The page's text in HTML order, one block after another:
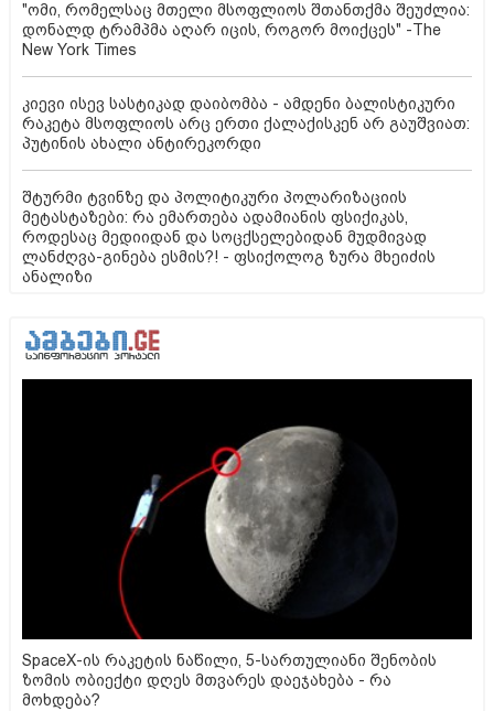
"ომი, რომელსაც მთელი მსოფლიოს შთანთქმა შეუძლია:
დონალდ ტრამპმა აღარ იცის, როგორ მოიქცეს" -The
New York Times
კიევი ისევ სასტიკად დაიბომბა - ამდენი ბალისტიკური
რაკეტა მსოფლიოს არც ერთი ქალაქისკენ არ გაუშვიათ:
პუტინის ახალი ანტირეკორდი
შტურმი ტვინზე და პოლიტიკური პოლარიზაციის
მეტასტაზები: რა ემართება ადამიანის ფსიქიკას,
როდესაც მედიიდან და სოცქსელებიდან მუდმივად
ლანძღვა-გინება ესმის?! - ფსიქოლოგ ზურა მხეიძის
ანალიზი
SpaceX-ის რაკეტის ნაწილი, 5-სართულიანი შენობის
ზომის ობიექტი დღეს მთვარეს დაეჯახება - რა
მოხდება?